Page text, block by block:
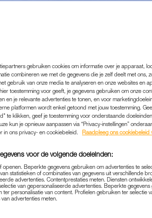
IN HET
ERACHTER
WEG|TIKKELTJE TURBULENT
2026 | JULOT VAN OPSTAL
voor een heerlijke vakantie, is je
passagier
. Maar
gebruiken cookies om informatie over je apparaat,
combineren we met de gegevens die je zelf deelt met ons,
gebruik van onze media te analyseren en onze websites en
toestemming voor geeft, je gegevens gebruiken om onze
en je relevante advertenties te tonen, en voor
platformen wordt enkel getoond met jouw toestemming.
te klikken, geef je toestemming voor onderstaande
kun je opnieuw aanpassen via “Privacy-instellingen”
in ons privacy- en cookiebeleid.
Raadpleeg ons cookiebeleid
voor de volgende doeleinden:
Beperkte gegevens gebruiken om advertenties te
statistieken of combinaties van gegevens uit verschillende
advertenties. Contentprestaties meten. Diensten
van gepersonaliseerde advertenties. Beperkte
personalisatie van content. Profielen gebruiken ter selectie
advertenties meten.